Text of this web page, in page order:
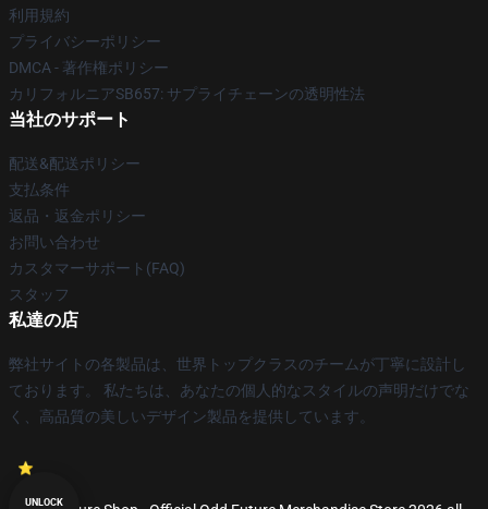
利用規約
プライバシーポリシー
DMCA - 著作権ポリシー
カリフォルニアSB657: サプライチェーンの透明性法
当社のサポート
配送&配送ポリシー
支払条件
返品・返金ポリシー
お問い合わせ
カスタマーサポート(FAQ)
スタッフ
私達の店
弊社サイトの各製品は、世界トップクラスのチームが丁寧に設計し
ております。 私たちは、あなたの個人的なスタイルの声明だけでな
く、高品質の美しいデザイン製品を提供しています。
UNLOCK